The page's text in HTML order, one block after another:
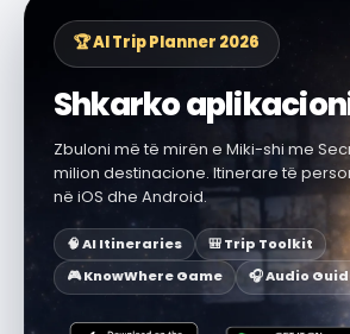
🏆 AI Trip Planner 2026
Shkarko
Zbuloni më të mirën e Miki-shi me
milion destinacione. Itinerare të
në iOS dhe Android.
🧠 AI Itineraries
🎒 Trip Toolkit
🎮 KnowWhere Game
🎧 Audio